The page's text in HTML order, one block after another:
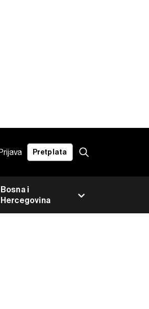
Pretplata
Bosna i
Hercegovina